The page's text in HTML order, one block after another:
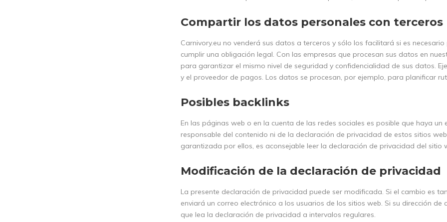
Compartir los datos personales con terceros
Carnivory.eu no venderá sus datos a terceros y sólo los facilitará si es
cumplir una obligación legal. Con las empresas que procesan sus datos en
para garantizar el mismo nivel de seguridad y confidencialidad de sus datos.
y el proveedor de pagos. Los datos se procesan, por ejemplo, para planificar
Posibles backlinks
En las páginas web o en la cuenta de las redes sociales es posible que haya
responsable del contenido ni de la declaración de privacidad de estos sitios
garantizada por ellos, es aconsejable leer la declaración de privacidad del sitio
Modificación de la declaración de privacidad
La presente declaración de privacidad puede ser modificada. Si el cambio es
enviará un correo electrónico a los usuarios de los sitios web. Si su dirección
que lea la declaración de privacidad a intervalos regulares.